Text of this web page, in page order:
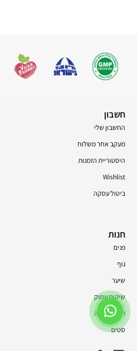
חשבון
החשבון שלי
מעקב אחר משלוח
היסטוריית הזמנות
Wishlist
ביטול עסקה
חנות
פנים
גוף
שיער
שיקום עמוק
תוספי תזונה
סטים